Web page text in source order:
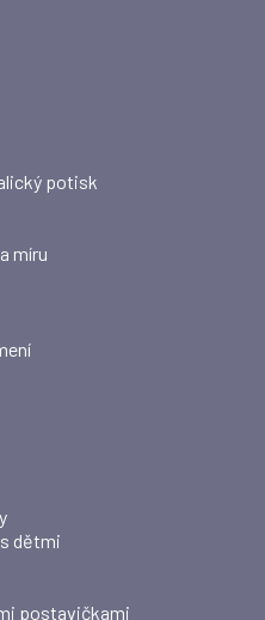
potisk
míru
dětmi
postavičkami